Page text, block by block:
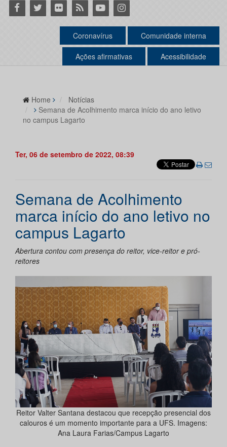
Facebook
Twitter Flickr RSS YoutubeInstagram
Coronavírus Comunidade interna
Ações afirmativas Acessibilidade
Home
Notícias
Semana de Acolhimento marca início do ano letivo
no campus Lagarto
Ter, 06 de setembro de 2022, 08:39
Semana de Acolhimento
marca início do ano letivo no
campus Lagarto
Abertura contou com presença do reitor, vice-reitor e pró-
reitores
Reitor Valter Santana destacou que recepção presencial dos
calouros é um momento importante para a UFS. Imagens:
Ana Laura Farias/Campus Lagarto